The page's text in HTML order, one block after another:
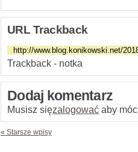
URL Trackback
Trackback - notka
Dodaj komentarz
Musisz sięzalogować aby
« Starsze wpisy